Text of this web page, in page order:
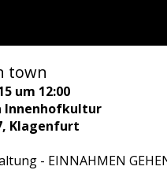
town
um 12:00
Innenhofkultur
Klagenfurt
- EINNAHMEN